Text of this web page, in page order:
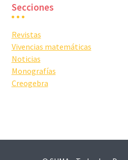
Secciones
Revistas
Vivencias matemáticas
Noticias
Monografías
Creogebra